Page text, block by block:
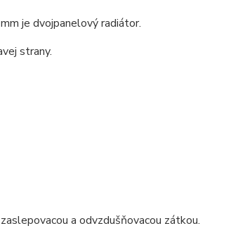
je dvojpanelový radiátor.
strany.
a odvzdušňovacou zátkou.